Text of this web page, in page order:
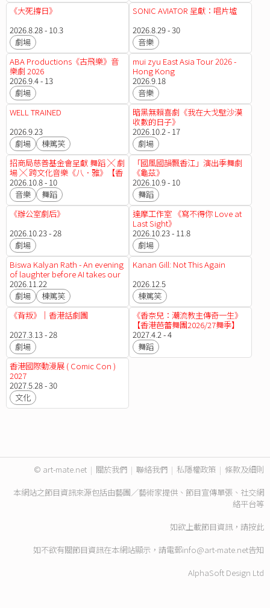
《大死撐日》
2026.8.28 - 10.3
劇場
SONIC AVIATOR 呈獻：唱片墟
2026.8.29 - 30
音樂
ABA Productions《古飛樂》音
樂劇 2026
2026.9.4 - 13
劇場
mui zyu East Asia Tour 2026 -
Hong Kong
2026.9.18
音樂
WELL TRAINED
2026.9.23
劇場
棟篤笑
暗黑無賴喜劇《我在大戈壁沙漠
收數的日子》
2026.10.2 - 17
劇場
招商局慈善基金會呈獻 舞蹈 ╳ 劇
場 ╳ 跨文化音樂《八．雅》【香
港舞蹈團2026/27 舞季】
2026.10.8 - 10
音樂
舞蹈
「國風國韻飄香江」演出季舞劇
《龜茲》
2026.10.9 - 10
舞蹈
《辦公室劇后》
2026.10.23 - 28
劇場
達摩工作室 《寫不得你 Love at
Last Sight》
2026.10.23 - 11.8
劇場
Biswa Kalyan Rath - An evening
of laughter before AI takes our
job
2026.11.22
劇場
棟篤笑
Kanan Gill: Not This Again
2026.12.5
棟篤笑
《背叛》｜香港話劇團
2027.3.13 - 28
劇場
《香奈兒：潮流教主傳奇一生》
【香港芭蕾舞團2026/27舞季】
2027.4.2 - 4
舞蹈
香港國際動漫展 ( Comic Con )
2027
2027.5.28 - 30
文化
© art-mate.net | 關於我們 | 聯絡我們 | 私隱權政策 | 條款及細則
本網站之節目資訊來源包括由藝團／藝術家提供、節目宣傳單張、社交網
絡平台等
如欲上載節目資訊，請按此
如不欲有關節目資訊在本網站顯示，請電郵info@art-mate.net告知
AlphaSoft Design Ltd